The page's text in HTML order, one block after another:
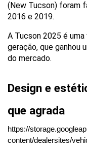
(New Tucson) foram
2016 e 2019.
A Tucson 2025 é
geração, que ganhou
do mercado.
Design e
que agrada
https://
content/dealersites/